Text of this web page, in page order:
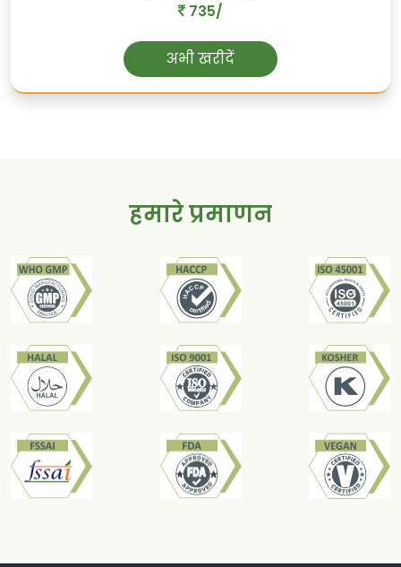
पाचन को समर्थन करता है, नींद की गुणवत्ता को
समर्थन करता है, और कीटाणुरोधी गुणों से भरपूर है।
गोरखमुंडी
जिगर के स्वास्थ्य को समर्थन करता है, पीलिया में
मदद करता है, और एंटीऑक्सीडेंट गुणों से भरा हुआ
है।
735/
अभी खरीदें
हमारे प्रमाणन